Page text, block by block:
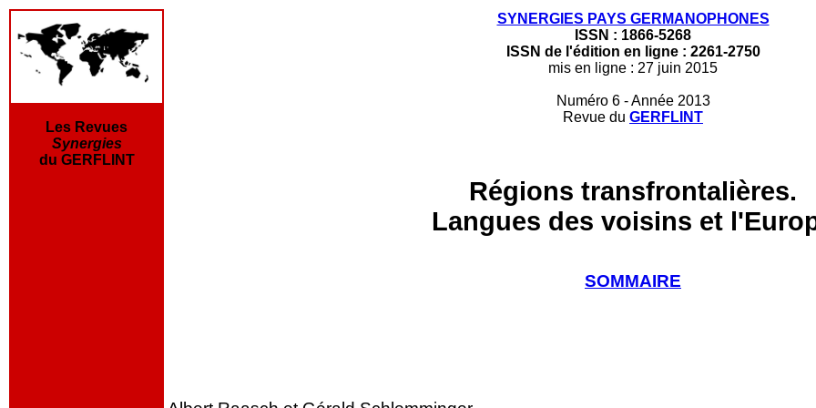
Les Revues
Synergies
du GERFLINT
SYNERGIES PAYS GERMANOPHONES
ISSN : 1866-5268
ISSN de l'édition en ligne : 2261-2750
mis en ligne : 27 juin 2015
Numéro 6 - Année 2013
Revue du GERFLINT
Régions transfrontalières.
Langues des voisins et
SOMMAIRE